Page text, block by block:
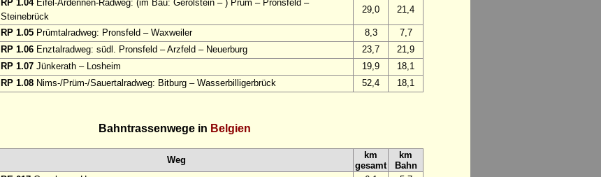
RP 1.04Eifel-Ardennen-Radweg: (im Bau: Gerolstein – ) Prüm – Pronsfeld –
Steinebrück
29,0 21,4
RP 1.05 Prümtalradweg: Pronsfeld – Waxweiler 8,3
7,7
RP 1.06 Enztalradweg: südl. Pronsfeld – Arzfeld – Neuerburg 23,7
21,9
RP 1.07 Jünkerath – Losheim 19,9
18,1
RP 1.08 Nims-/Prüm-/Sauertalradweg: Bitburg – Wasserbilligerbrück 52,4 18,1
Bahntrassenwege in Belgien
Weg
km
gesamt
km
Bahn